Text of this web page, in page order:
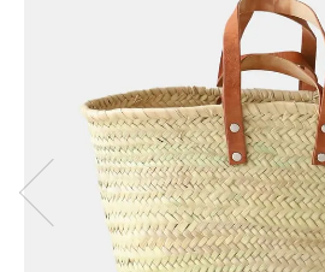
ログイン 新規会員登録